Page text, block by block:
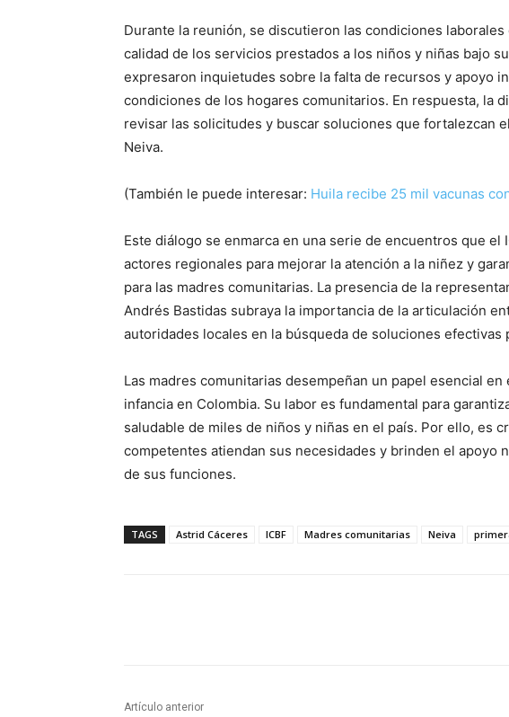
Durante la reunión, se discutieron las condiciones
calidad de los servicios prestados a los niños y niñas bajo
expresaron inquietudes sobre la falta de recursos y apoyo
condiciones de los hogares comunitarios. En respuesta, la
revisar las solicitudes y buscar soluciones que fortalezcan
Neiva.
(También le puede interesar: Huila recibe 25 mil vacunas
Este diálogo se enmarca en una serie de encuentros que el
actores regionales para mejorar la atención a la niñez y
para las madres comunitarias. La presencia de la
Andrés Bastidas subraya la importancia de la articulación
autoridades locales en la búsqueda de soluciones efectivas
Las madres comunitarias desempeñan un papel esencial
infancia en Colombia. Su labor es fundamental para
saludable de miles de niños y niñas en el país. Por ello, es
competentes atiendan sus necesidades y brinden el apoyo
de sus funciones.
TAGS Astrid Cáceres ICBF Madres comunitarias Neiva
Artículo anterior